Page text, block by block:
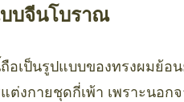
บจีนโบราณ
อเป็นรูปแบบของทรงผมย้
ต่งกายชุดกี่เพ้า เพราะนอ